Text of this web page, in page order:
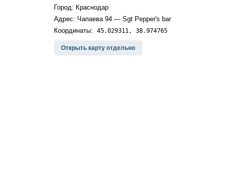
Город: Краснодар
Адрес: Чапаева 94 — Sgt Pepper's bar
Координаты: 45.029311, 38.974765
Открыть карту отдельно